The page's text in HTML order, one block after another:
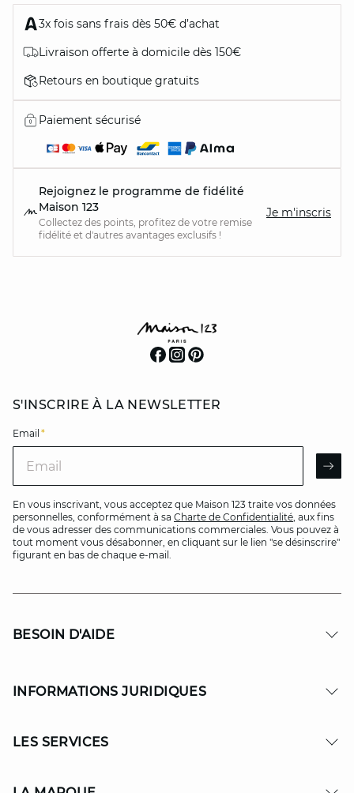
3x fois sans frais dès 50€ d’achat
Livraison offerte à domicile dès 150€
Retours en boutique gratuits
Paiement sécurisé
Rejoignez le programme de fidélité
Maison 123
Collectez des points, profitez de votre remise
fidélité et d'autres avantages exclusifs !
Je m'inscris
S'INSCRIRE À LA NEWSLETTER
Email *
En vous inscrivant, vous acceptez que Maison 123 traite vos données
personnelles, conformément à sa Charte de Confidentialité, aux fins
de vous adresser des communications commerciales. Vous pouvez à
tout moment vous désabonner, en cliquant sur le lien "se désinscrire"
figurant en bas de chaque e-mail.
BESOIN D'AIDE
INFORMATIONS JURIDIQUES
LES SERVICES